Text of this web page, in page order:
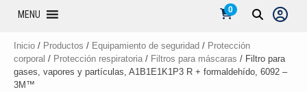
MENU 0
Inicio / Productos / Equipamiento de seguridad / Protección
corporal / Protección respiratoria / Filtros para máscaras / Filtro para
gases, vapores y partículas, A1B1E1K1P3 R + formaldehído, 6092 –
3M™